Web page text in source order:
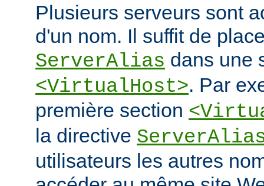
Plusieurs serveurs sont
d'un nom. Il suffit de
ServerAlias dans une
<VirtualHost>. Par
première section
la directive
utilisateurs les autres